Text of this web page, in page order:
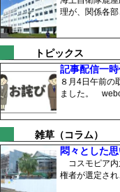
理が、関係各
トピックス
記事配信一
８月4日午前の
ました。
雑草（コラム）
悶々とした
コスモピア内
権者が選定さ